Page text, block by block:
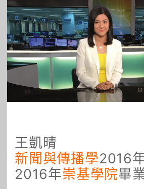
王凱晴
新聞與傳播學2016
2016年崇基學院畢